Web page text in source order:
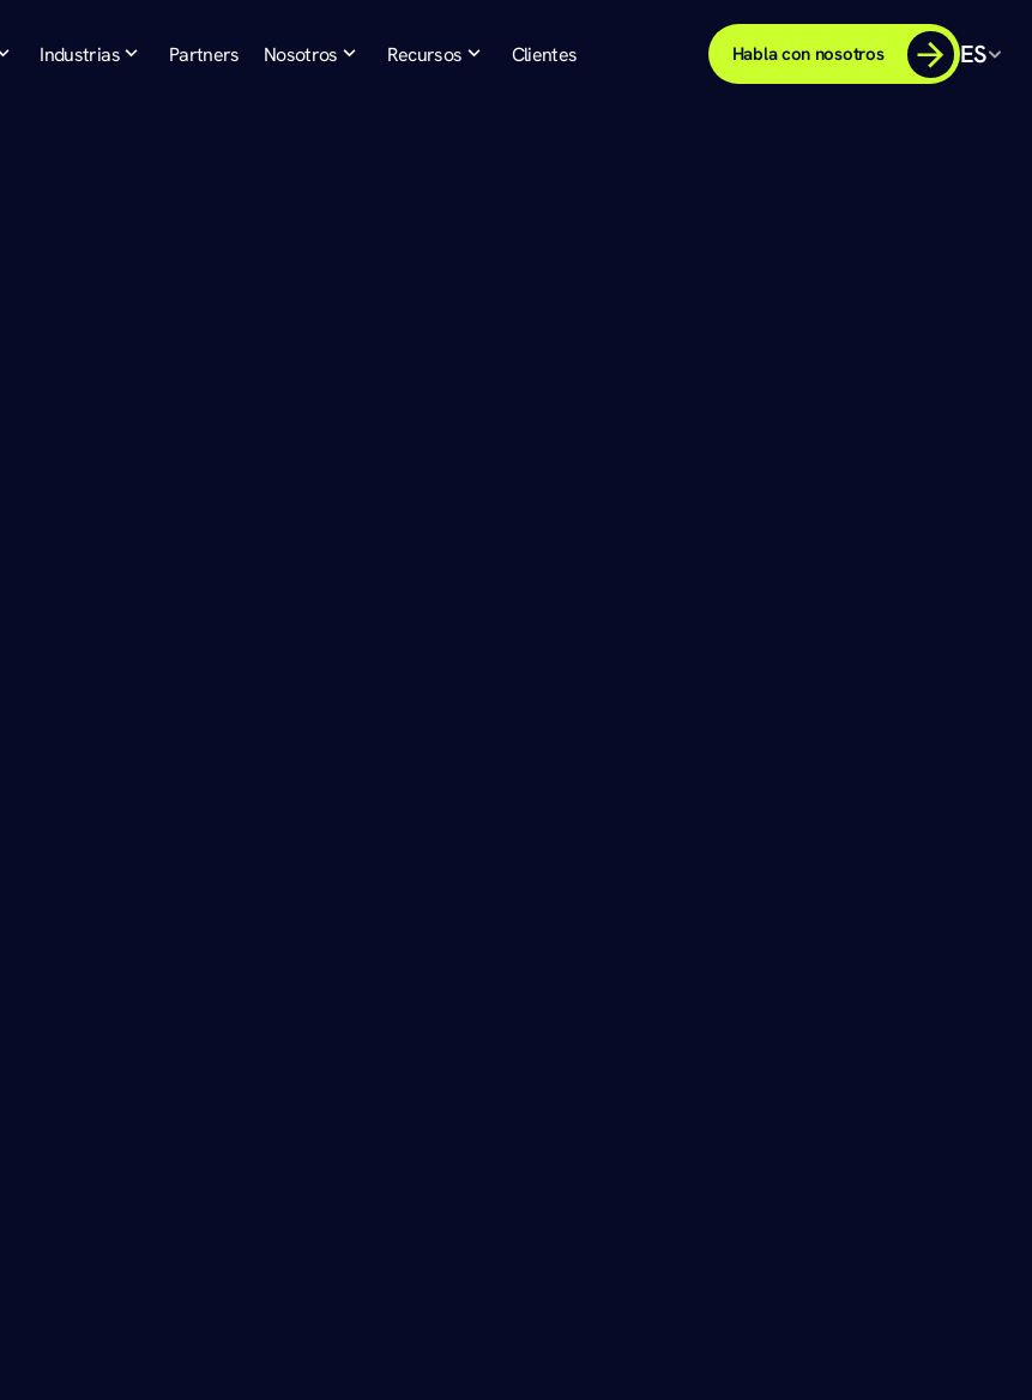
Industrias Partners Nosotros Recursos Clientes Habla con nosotros ES